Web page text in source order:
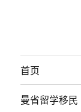
首页
曼省留学移民